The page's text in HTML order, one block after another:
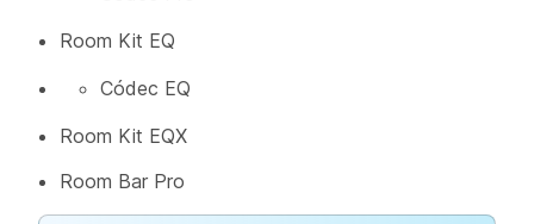
Room Kit EQ
Códec EQ
Room Kit EQX
Room Bar Pro